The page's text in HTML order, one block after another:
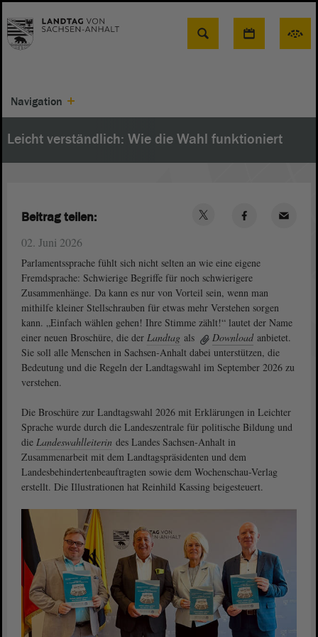
Suche
Navigation
Leicht verständlich: Wie die Wahl funktioniert
02. Juni 2026
Parlamentssprache fühlt sich nicht selten an wie eine eigene
Fremdsprache: Schwierige Begriffe für noch schwierigere
Zusammenhänge. Da kann es nur von Vorteil sein, wenn man
mithilfe kleiner Stellschrauben für etwas mehr Verstehen sorgen
kann. „Einfach wählen gehen! Ihre Stimme zählt!“ lautet der Name
einer neuen Broschüre, die der Landtag als Download anbietet.
Sie soll alle Menschen in Sachsen-Anhalt dabei unterstützen, die
Bedeutung und die Regeln der Landtagswahl im September 2026 zu
verstehen.
Die Broschüre zur Landtagswahl 2026 mit Erklärungen in Leichter
Sprache wurde durch die Landeszentrale für politische Bildung und
die Landeswahlleiterin des Landes Sachsen-Anhalt in
Zusammenarbeit mit dem Landtagspräsidenten und dem
Landesbehindertenbeauftragten sowie dem Wochenschau-Verlag
erstellt. Die Illustrationen hat Reinhild Kassing beigesteuert.
Beitrag teilen: